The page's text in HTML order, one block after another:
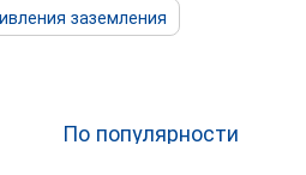
заземления
По популярности